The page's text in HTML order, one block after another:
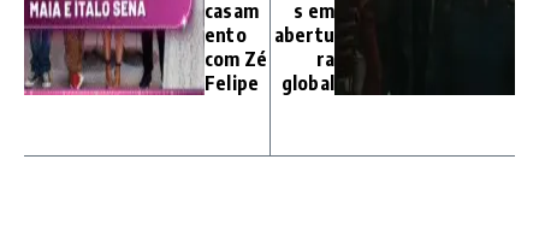
casam
ento
com Zé
Felipe
s em
abertu
ra
global